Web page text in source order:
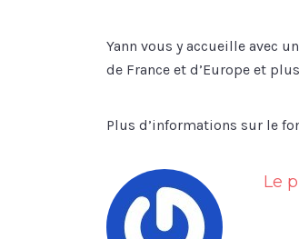
Yann vous y accueille avec
de France et d’Europe et
Plus d’informations sur le
Le